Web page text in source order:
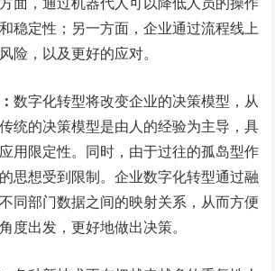
稳定性；另一方面，企业通过流程线上
险，以及更好的应对。
数字化转型将改变企业的决策模型，从
统的决策模型是由人的经验为主导，具
用限定性。同时，由于过往的孤岛型作
思想受到限制。企业数字化转型通过融
同部门数据之间的映射关系，从而方便
度出发，更好地做出决策。